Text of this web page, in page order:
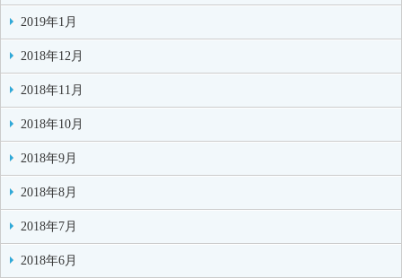
2019年1月
2018年12月
2018年11月
2018年10月
2018年9月
2018年8月
2018年7月
2018年6月